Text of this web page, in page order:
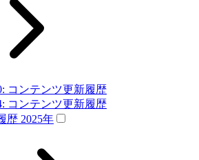
コンテンツ更新履歴
コンテンツ更新履歴
歴 2025年